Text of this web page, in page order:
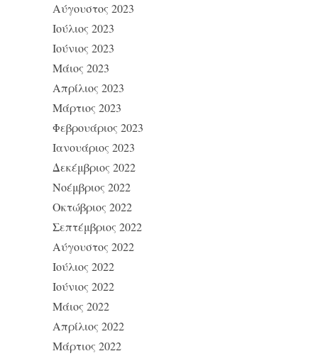
Αύγουστος 2023
Ιούλιος 2023
Ιούνιος 2023
Μάιος 2023
Απρίλιος 2023
Μάρτιος 2023
Φεβρουάριος 2023
Ιανουάριος 2023
Δεκέμβριος 2022
Νοέμβριος 2022
Οκτώβριος 2022
Σεπτέμβριος 2022
Αύγουστος 2022
Ιούλιος 2022
Ιούνιος 2022
Μάιος 2022
Απρίλιος 2022
Μάρτιος 2022